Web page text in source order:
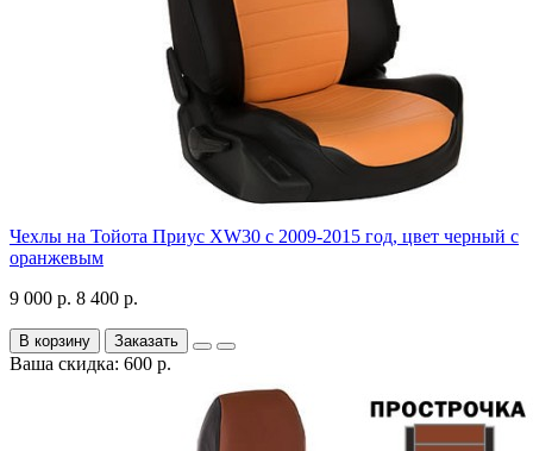
Чехлы на Тойота Приус XW30 с 2009-2015 год, цвет черный с
оранжевым
9 000 р. 8 400 р.
В корзину Заказать
Ваша скидка: 600 р.